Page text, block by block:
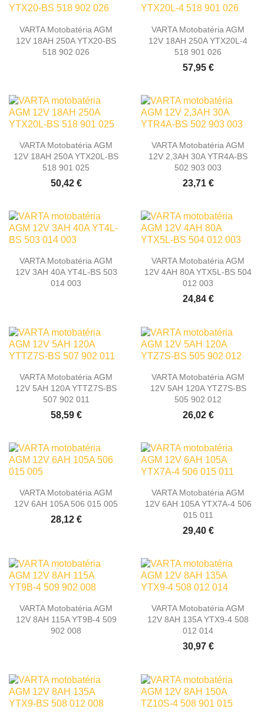
VARTA Motobatéria AGM
12V 18AH 250A YTX20-BS
518 902 026
VARTA Motobatéria AGM
12V 18AH 250A YTX20L-4
518 901 026
57,95 €
VARTA Motobatéria AGM
12V 18AH 250A YTX20L-BS
518 901 025
50,42 €
VARTA Motobatéria AGM
12V 2,3AH 30A YTR4A-BS
502 903 003
23,71 €
VARTA Motobatéria AGM
12V 3AH 40A YT4L-BS 503
014 003
VARTA Motobatéria AGM
12V 4AH 80A YTX5L-BS 504
012 003
24,84 €
VARTA Motobatéria AGM
12V 5AH 120A YTTZ7S-BS
507 902 011
58,59 €
VARTA Motobatéria AGM
12V 5AH 120A YTZ7S-BS
505 902 012
26,02 €
VARTA Motobatéria AGM
12V 6AH 105A 506 015 005
28,12 €
VARTA Motobatéria AGM
12V 6AH 105A YTX7A-4 506
015 011
29,40 €
VARTA Motobatéria AGM
12V 8AH 115A YT9B-4 509
902 008
VARTA Motobatéria AGM
12V 8AH 135A YTX9-4 508
012 014
30,97 €